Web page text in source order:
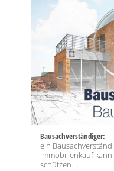
Bausachverständiger:
ein
Immobilienkauf
schützen ...